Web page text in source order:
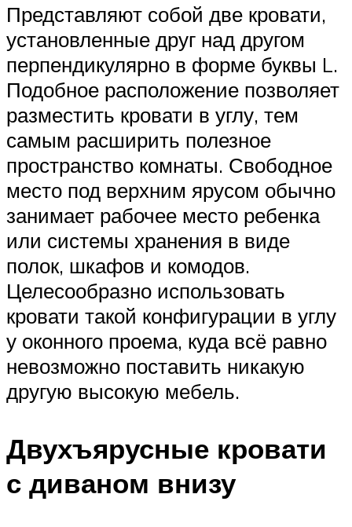
Представляют собой две кровати,
установленные друг над другом
перпендикулярно в форме буквы L.
Подобное расположение позволяет
разместить кровати в углу, тем
самым расширить полезное
пространство комнаты. Свободное
место под верхним ярусом обычно
занимает рабочее место ребенка
или системы хранения в виде
полок, шкафов и комодов.
Целесообразно использовать
кровати такой конфигурации в углу
у оконного проема, куда всё равно
невозможно поставить никакую
другую высокую мебель.
Двухъярусные кровати
с диваном внизу